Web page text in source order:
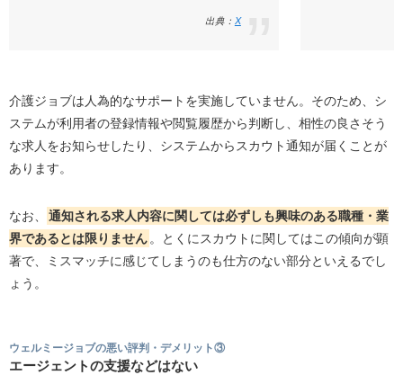
出典： X
介護ジョブは人為的なサポートを実施していません。そのため、シ
ステムが利用者の登録情報や閲覧履歴から判断し、相性の良さそう
な求人をお知らせしたり、システムからスカウト通知が届くことが
あります。
なお、
通知される求人内容に関しては必ずしも興味のある職種・業
界であるとは限りません。とくにスカウトに関してはこの傾向が顕
著で、ミスマッチに感じてしまうのも仕方のない部分といえるでし
ょう。
ウェルミージョブの悪い評判・デメリット③
エージェントの支援などはない